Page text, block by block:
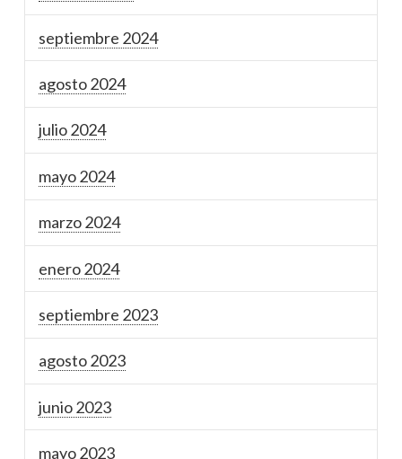
septiembre 2024
agosto 2024
julio 2024
mayo 2024
marzo 2024
enero 2024
septiembre 2023
agosto 2023
junio 2023
mayo 2023